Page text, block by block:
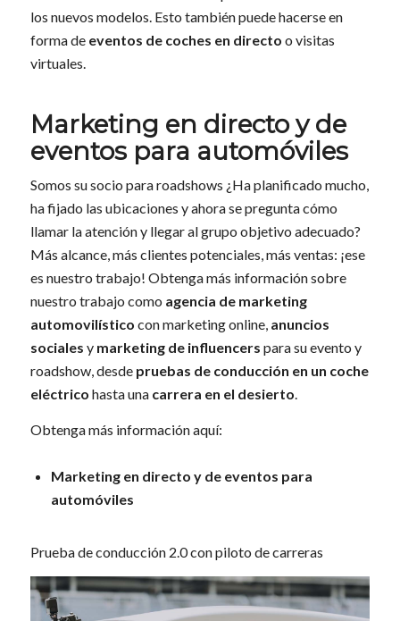
los nuevos modelos. Esto también puede hacerse en
forma de eventos de coches en directo o visitas
virtuales.
Marketing en directo y de
eventos para automóviles
Somos su socio para roadshows ¿Ha planificado mucho,
ha fijado las ubicaciones y ahora se pregunta cómo
llamar la atención y llegar al grupo objetivo adecuado?
Más alcance, más clientes potenciales, más ventas: ¡ese
es nuestro trabajo! Obtenga más información sobre
nuestro trabajo como agencia de marketing
automovilístico con marketing online, anuncios
sociales y marketing de influencers para su evento y
roadshow, desde pruebas de conducción en un coche
eléctrico hasta una carrera en el desierto.
Obtenga más información aquí:
Marketing en directo y de eventos para
automóviles
Prueba de conducción 2.0 con piloto de carreras